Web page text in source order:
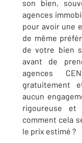
son bien,
agences
pour avoir une
de même
de votre bien
avant de
agences
gratuitement
aucun
rigoureuse
comment cela
le prix estimé ?